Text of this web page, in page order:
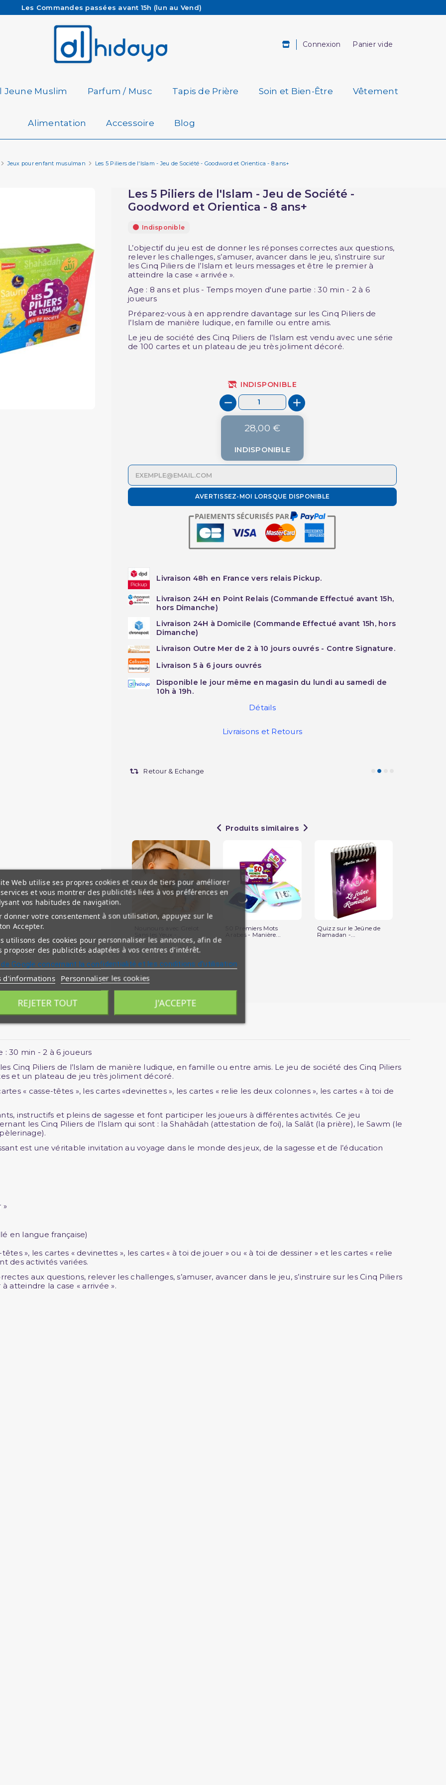
Les Commandes passées avant 15h (lun au Vend)
Besoin d'aide ? Retrouvez notre FAQ
Livraison offerte à partir de 65€ d'achat*
Connexion Panier vide
Jeune Muslim Parfum / Musc Tapis de Prière Soin et Bien-Être Vêtement
Alimentation Accessoire Blog
Jeux pour enfant musulman Les 5 Piliers de l'Islam - Jeu de Société - Goodword et Orientica - 8 ans+
Les 5 Piliers de l'Islam - Jeu de Société -
Goodword et Orientica - 8 ans+
Indisponible
L’objectif du jeu est de donner les réponses correctes aux questions,
relever les challenges, s’amuser, avancer dans le jeu, s’instruire sur
les Cinq Piliers de l’Islam et leurs messages et être le premier à
atteindre la case « arrivée ».
Age : 8 ans et plus - Temps moyen d'une partie : 30 min - 2 à 6
joueurs
Préparez-vous à en apprendre davantage sur les Cinq Piliers de
l’Islam de manière ludique, en famille ou entre amis.
Le jeu de société des Cinq Piliers de l’Islam est vendu avec une série
de 100 cartes et un plateau de jeu très joliment décoré.
INDISPONIBLE
28,00 €
INDISPONIBLE
AVERTISSEZ-MOI LORSQUE DISPONIBLE
Livraison 48h en France vers relais Pickup.
Livraison 24H en Point Relais (Commande Effectué avant 15h,
hors Dimanche)
Livraison 24H à Domicile (Commande Effectué avant 15h, hors
Dimanche)
Livraison Outre Mer de 2 à 10 jours ouvrés - Contre Signature.
Livraison 5 à 6 jours ouvrés
Disponible le jour même en magasin du lundi au samedi de
10h à 19h.
Détails
Livraisons et Retours
Retour & Echange
Produits similaires
50 Premiers Mots
Arabes - Manière...
Quizz sur le Jeûne de
Ramadan -...
30 min - 2 à 6 joueurs
Cinq Piliers de l’Islam de manière ludique, en famille ou entre amis. Le jeu de société des Cinq Piliers
et un plateau de jeu très joliment décoré.
« casse-têtes », les cartes «devinettes », les cartes « relie les deux colonnes », les cartes « à toi de
instructifs et pleins de sagesse et font participer les joueurs à différentes activités. Ce jeu
les Cinq Piliers de l’Islam qui sont : la Shahâdah (attestation de foi), la Salât (la prière), le Sawm (le
est une véritable invitation au voyage dans le monde des jeux, de la sagesse et de l’éducation
»
en langue française)
», les cartes « devinettes », les cartes « à toi de jouer » ou « à toi de dessiner » et les cartes « relie
des activités variées.
aux questions, relever les challenges, s’amuser, avancer dans le jeu, s’instruire sur les Cinq Piliers
atteindre la case « arrivée ».
Web utilise ses propres cookies et ceux de tiers pour améliorer
et vous montrer des publicités liées à vos préférences en
vos habitudes de navigation.
donner votre consentement à son utilisation, appuyez sur le
Accepter.
utilisons des cookies pour personnaliser les annonces, afin de
proposer des publicités adaptées à vos centres d'intérêt.
Google concernant la confidentialité et les conditions d'utilisation
d'informations Personnaliser les cookies
REJETER TOUT J'ACCEPTE